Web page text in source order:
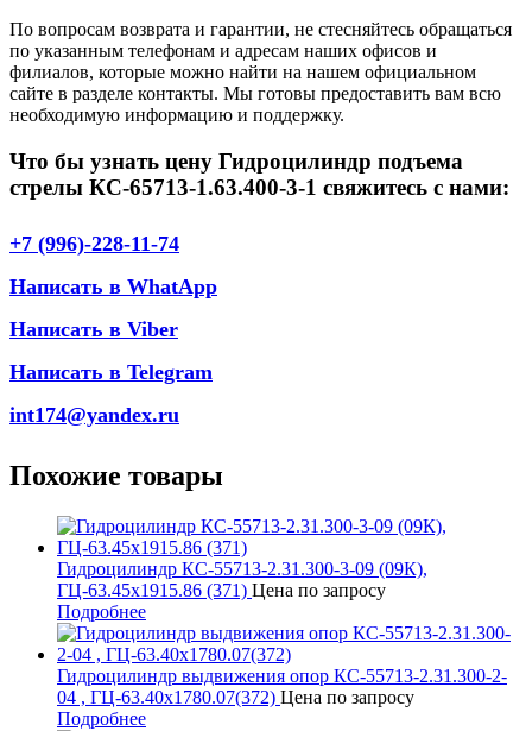
По вопросам возврата и гарантии, не стесняйтесь обращаться
по указанным телефонам и адресам наших офисов и
филиалов, которые можно найти на нашем официальном
сайте в разделе контакты. Мы готовы предоставить вам всю
необходимую информацию и поддержку.
Что бы узнать цену Гидроцилиндр подъема
стрелы КС-65713-1.63.400-3-1 свяжитесь с нами:
+7 (996)-228-11-74
Написать в WhatApp
Написать в Viber
Написать в Telegram
int174@yandex.ru
Похожие товары
Гидроцилиндр КС-55713-2.31.300-3-09 (09К),
ГЦ-63.45х1915.86 (371) Цена по запросу
Подробнее
Гидроцилиндр выдвижения опор КС-55713-2.31.300-2-
04 , ГЦ-63.40х1780.07(372) Цена по запросу
Подробнее